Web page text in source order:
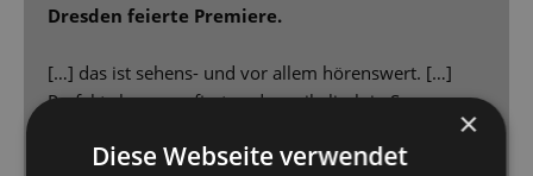
Dresden feierte Premiere.
[…] das ist sehens- und vor allem hörenswert. […]
Perfekt choreografiert und musikalisch in Szene
gesetzt, kann man sich mit „Kinostar“ [...] 90 Minuten
lang unterhalten lassen. […] Dimitra Kalaitzi macht
×
Diese Webseite verwendet